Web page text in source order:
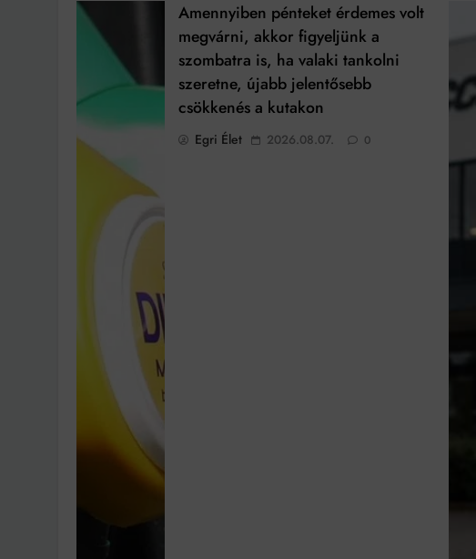
Amennyiben pénteket érdemes volt
megvárni, akkor figyeljünk a
szombatra is, ha valaki tankolni
szeretne, újabb jelentősebb
csökkenés a kutakon
Egri Élet 2026.08.07. 0